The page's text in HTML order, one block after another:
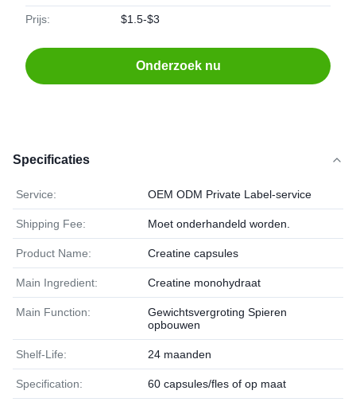
Prijs: $1.5-$3
Onderzoek nu
Specificaties
Service: OEM ODM Private Label-service
Shipping Fee: Moet onderhandeld worden.
Product Name: Creatine capsules
Main Ingredient: Creatine monohydraat
Main Function:
Gewichtsvergroting Spieren
opbouwen
Shelf-Life: 24 maanden
Specification: 60 capsules/fles of op maat